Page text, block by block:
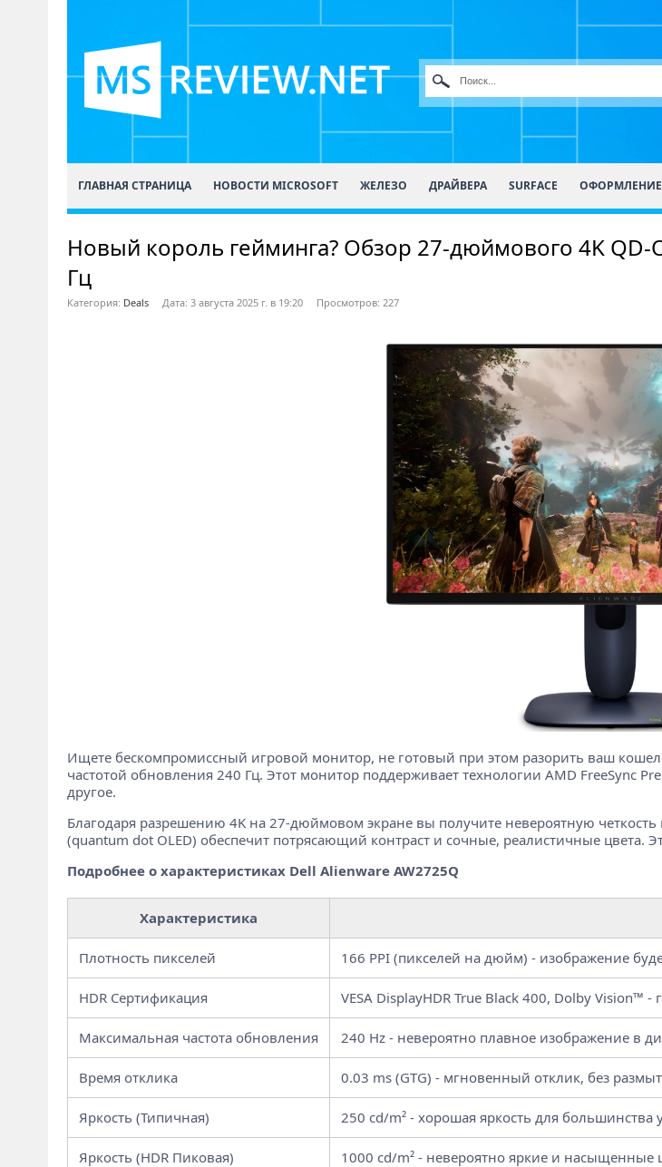
ГЛАВНАЯ СТРАНИЦА НОВОСТИ MICROSOFT ЖЕЛЕЗО ДРАЙВЕРА SURFACE ОФОРМЛЕНИЕ
Новый король гейминга? Обзор 27-дюймового 4K QD-
Гц
Категория: Deals Дата: 3 августа 2025 г. в 19:20 Просмотров: 227
Ищете бескомпромиссный игровой монитор, не готовый при этом разорить ваш
частотой обновления 240 Гц. Этот монитор поддерживает технологии AMD FreeSync
другое.
Благодаря разрешению 4K на 27-дюймовом экране вы получите невероятную
(quantum dot OLED) обеспечит потрясающий контраст и сочные, реалистичные цвета.
Подробнее о характеристиках Dell Alienware AW2725Q
Характеристика
Плотность пикселей 166 PPI (пикселей на дюйм) - изображение
HDR Сертификация VESA DisplayHDR True Black 400, Dolby
Максимальная частота обновления 240 Hz - невероятно плавное изображение в
Время отклика 0.03 ms (GTG) - мгновенный отклик, без
Яркость (Типичная) 250 cd/m² - хорошая яркость для большинства
Яркость (HDR Пиковая) 1000 cd/m² - невероятно яркие и насыщенные